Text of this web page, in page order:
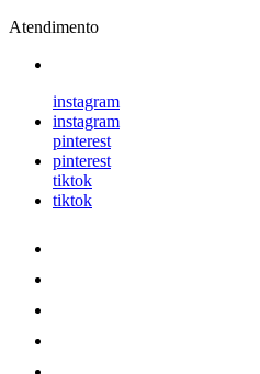
Atendimento
instagram
instagram
pinterest
pinterest
tiktok
tiktok